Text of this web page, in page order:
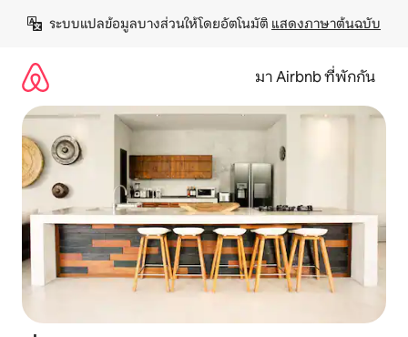
เนื้อหา
ระบบแปลข้อมูลบางส่วนให้โดยอัตโนมัติ แสดงภาษาต้นฉบับ
มา Airbnb ที่พักกัน